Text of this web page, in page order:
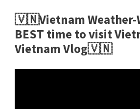
🇻🇳Vietnam Weather-
BEST time to visit
Vietnam Vlog🇻🇳